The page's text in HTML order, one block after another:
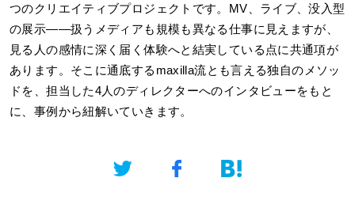
つのクリエイティブプロジェクトです。MV、ライブ、没入型
の展示——扱うメディアも規模も異なる仕事に見えますが、
見る人の感情に深く届く体験へと結実している点に共通項が
あります。そこに通底するmaxilla流とも言える独自のメソッ
ドを、担当した4人のディレクターへのインタビューをもと
に、事例から紐解いていきます。